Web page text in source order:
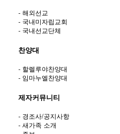
- 해외선교
- 국내미자립교회
- 국내선교단체
찬양대
- 할렐루야찬양대
- 임마누엘찬양대
제자커뮤니티
- 경조사/공지사항
- 새가족 소개